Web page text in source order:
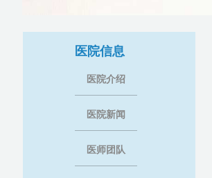
医院信息
医院介绍
医院新闻
医师团队